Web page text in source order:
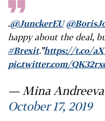
.@JunckerEU
happy about the deal,
#Brexit.”https://t.co/
pic.twitter.com/
— Mina
October 17, 2019